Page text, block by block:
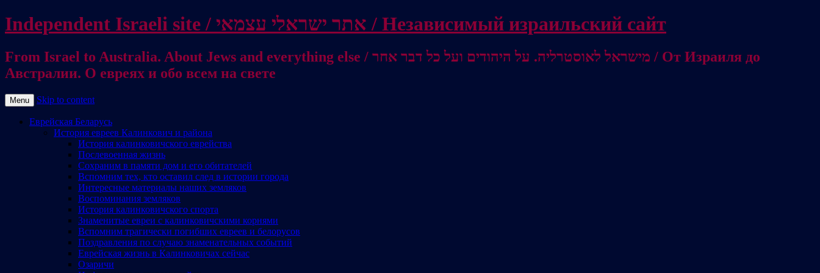
Independent Israeli site / אתר ישראלי עצמאי / Независимый израильский сайт
From Israel to Australia. About Jews and everything else / מישראל לאוסטרליה. על היהודים ועל כל דבר אחר / От Израиля до
Австралии. О евреях и обо всем на свете
Menu Skip to content
Еврейская Беларусь
История евреев Калинкович и района
История калинковичского еврейства
Послевоенная жизнь
Сохраним в памяти дом и его обитателей
Вспомним тех, кто оставил след в истории города
Интересные материалы наших земляков
Воспоминания земляков
История калинковичского спорта
Знаменитые евреи с калинковичскими корнями
Вспомним трагически погибших евреев и белорусов
Поздравления по случаю знаменательных событий
Еврейская жизнь в Калинковичах сейчас
Озаричи